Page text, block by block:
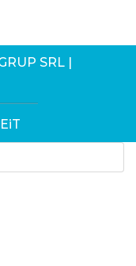
SRL |